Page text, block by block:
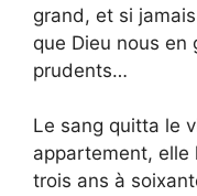
grand, et si
que Dieu nous en
prudents…
Le sang quitta le
appartement, elle
trois ans à